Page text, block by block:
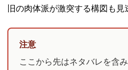
旧の肉体派が激突する構図も見
注意
ここから先はネタバレを含